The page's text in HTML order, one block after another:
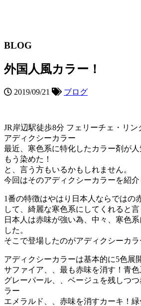
BLOG
外国人風カラー！
2019/09/21 ブログ
JR岸辺駅徒歩8分 フェリーチェ・リン
アディクシーカラー
最近、寒色系に特化したカラー剤が人
もう染めた！
と、言う方もいるかもしれません。
今回はそのアディクシーカラーを紹介
1番の特徴はやはり日本人ならではの
して、綺麗な寒色系にしてくれると言
日本人は赤味が強い為、中々、寒色
した。
そこで登場したのがアディクシーカラ
アディクシーカラーは基本的に5色展
サファイア、、最も赤味を消す！青
グレーパール、、ベージュを残しつ
ラー
エメラルド、、赤味を消すカーキ！